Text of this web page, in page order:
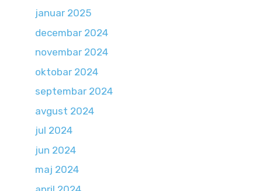
januar 2025
decembar 2024
novembar 2024
oktobar 2024
septembar 2024
avgust 2024
jul 2024
jun 2024
maj 2024